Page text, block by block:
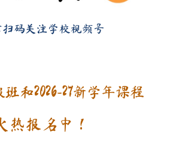
扫码关注学校视频号
班和2026-27新学年课程
热报名中！